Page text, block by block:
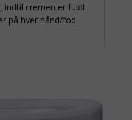
indtil cremen er fuldt
på hver hånd/fod.